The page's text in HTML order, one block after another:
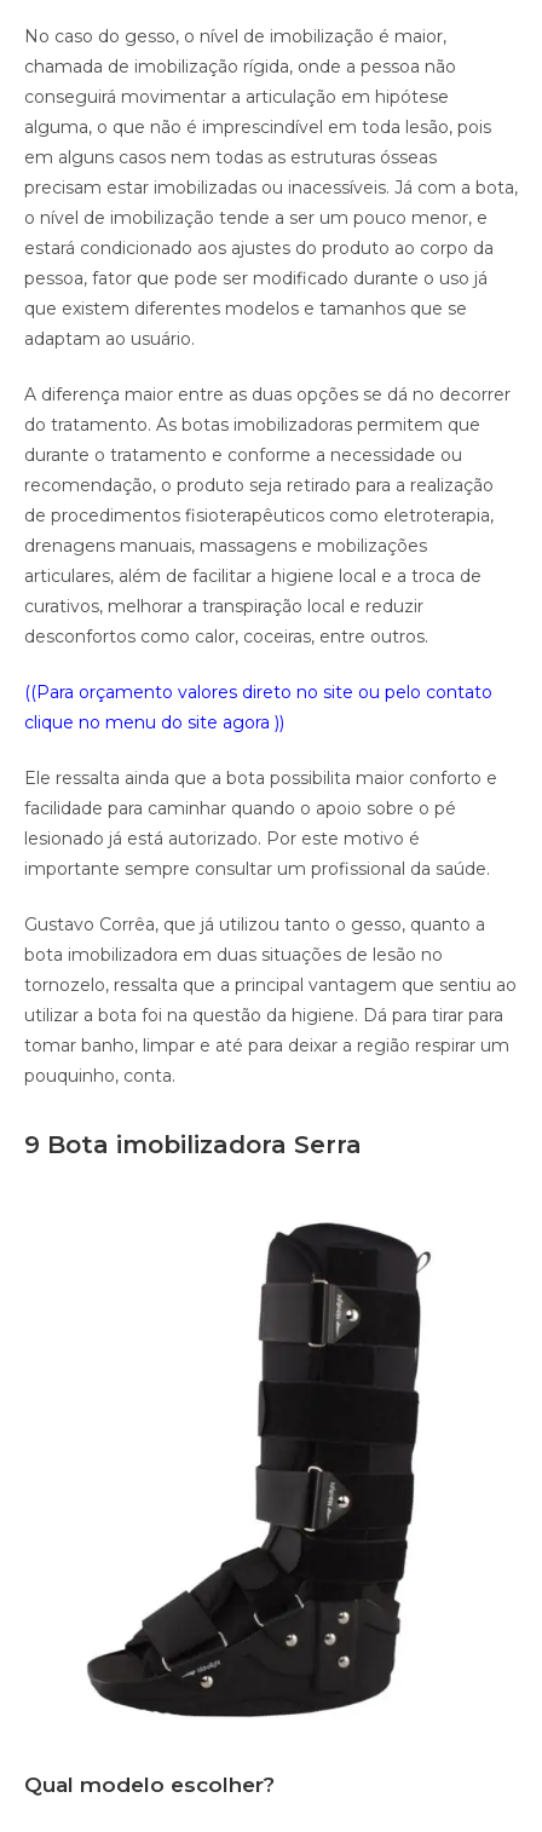
No caso do gesso, o nível de imobilização é maior,
chamada de imobilização rígida, onde a pessoa não
conseguirá movimentar a articulação em hipótese
alguma, o que não é imprescindível em toda lesão, pois
em alguns casos nem todas as estruturas ósseas
precisam estar imobilizadas ou inacessíveis. Já com a bota,
o nível de imobilização tende a ser um pouco menor, e
estará condicionado aos ajustes do produto ao corpo da
pessoa, fator que pode ser modificado durante o uso já
que existem diferentes modelos e tamanhos que se
adaptam ao usuário.
A diferença maior entre as duas opções se dá no decorrer
do tratamento. As botas imobilizadoras permitem que
durante o tratamento e conforme a necessidade ou
recomendação, o produto seja retirado para a realização
de procedimentos fisioterapêuticos como eletroterapia,
drenagens manuais, massagens e mobilizações
articulares, além de facilitar a higiene local e a troca de
curativos, melhorar a transpiração local e reduzir
desconfortos como calor, coceiras, entre outros.
((Para orçamento valores direto no site ou pelo contato
clique no menu do site agora ))
Ele ressalta ainda que a bota possibilita maior conforto e
facilidade para caminhar quando o apoio sobre o pé
lesionado já está autorizado. Por este motivo é
importante sempre consultar um profissional da saúde.
Gustavo Corrêa, que já utilizou tanto o gesso, quanto a
bota imobilizadora em duas situações de lesão no
tornozelo, ressalta que a principal vantagem que sentiu ao
utilizar a bota foi na questão da higiene. Dá para tirar para
tomar banho, limpar e até para deixar a região respirar um
pouquinho, conta.
9 Bota imobilizadora Serra
Qual modelo escolher?